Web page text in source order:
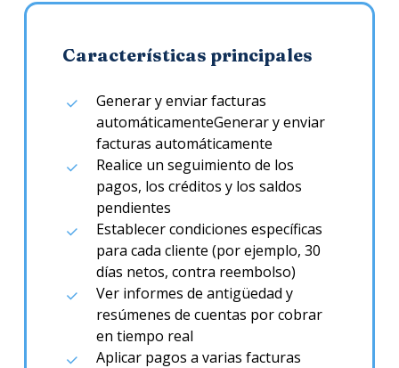
Características principales
Generar y enviar facturas
automáticamenteGenerar y enviar
facturas automáticamente
Realice un seguimiento de los
pagos, los créditos y los saldos
pendientes
Establecer condiciones específicas
para cada cliente (por ejemplo, 30
días netos, contra reembolso)
Ver informes de antigüedad y
resúmenes de cuentas por cobrar
en tiempo real
Aplicar pagos a varias facturas